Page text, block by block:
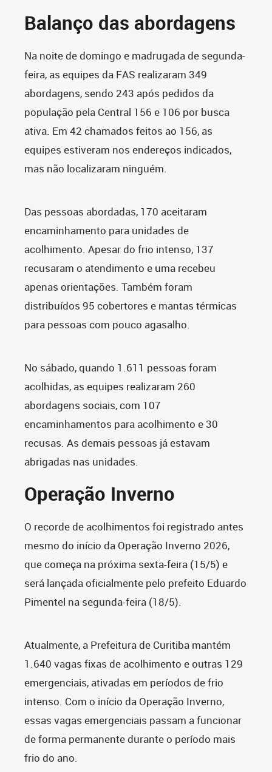
Balanço das abordagens
Na noite de domingo e madrugada de segunda-
feira, as equipes da FAS realizaram 349
abordagens, sendo 243 após pedidos da
população pela Central 156 e 106 por busca
ativa. Em 42 chamados feitos ao 156, as
equipes estiveram nos endereços indicados,
mas não localizaram ninguém.
Das pessoas abordadas, 170 aceitaram
encaminhamento para unidades de
acolhimento. Apesar do frio intenso, 137
recusaram o atendimento e uma recebeu
apenas orientações. Também foram
distribuídos 95 cobertores e mantas térmicas
para pessoas com pouco agasalho.
No sábado, quando 1.611 pessoas foram
acolhidas, as equipes realizaram 260
abordagens sociais, com 107
encaminhamentos para acolhimento e 30
recusas. As demais pessoas já estavam
abrigadas nas unidades.
Operação Inverno
O recorde de acolhimentos foi registrado antes
mesmo do início da Operação Inverno 2026,
que começa na próxima sexta-feira (15/5) e
será lançada oficialmente pelo prefeito Eduardo
Pimentel na segunda-feira (18/5).
Atualmente, a Prefeitura de Curitiba mantém
1.640 vagas fixas de acolhimento e outras 129
emergenciais, ativadas em períodos de frio
intenso. Com o início da Operação Inverno,
essas vagas emergenciais passam a funcionar
de forma permanente durante o período mais
frio do ano.